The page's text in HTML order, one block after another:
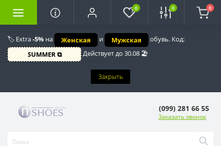
🏷️ Extra-5% на Женская и Мужская
обувь. Код:
SUMMER ⧉
Действует до 30.08 🏖️
Закрыть
0 0 0
(099) 281 66 55
Заказать звонок